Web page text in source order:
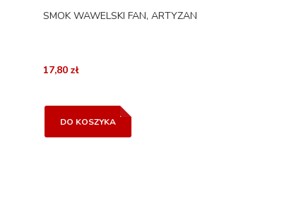
SMOK WAWELSKI FAN, ARTYZAN
17,80 zł
DO KOSZYKA